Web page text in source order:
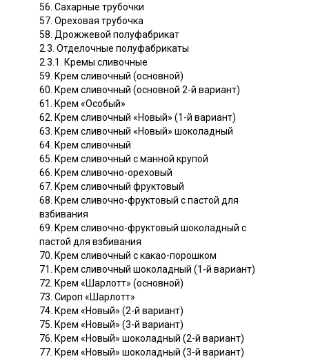
56. Сахарные трубочки
57. Ореховая трубочка
58. Дрожжевой полуфабрикат
2.3. Отделочные полуфабрикаты
2.3.1. Кремы сливочные
59. Крем сливочный (основной)
60. Крем сливочный (основной 2-й вариант)
61. Крем «Особый»
62. Крем сливочный «Новый» (1-й вариант)
63. Крем сливочный «Новый» шоколадный
64. Крем сливочный
65. Крем сливочный с манной крупой
66. Крем сливочно-ореховый
67. Крем сливочный фруктовый
68. Крем сливочно-фруктовый с пастой для
взбивания
69. Крем сливочно-фруктовый шоколадный с
пастой для взбивания
70. Крем сливочный с какао-порошком
71. Крем сливочный шоколадный (1-й вариант)
72. Крем «Шарлотт» (основной)
73. Сироп «Шарлотт»
74. Крем «Новый» (2-й вариант)
75. Крем «Новый» (3-й вариант)
76. Крем «Новый» шоколадный (2-й вариант)
77. Крем «Новый» шоколадный (3-й вариант)